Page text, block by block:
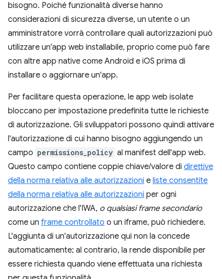
bisogno. Poiché funzionalità diverse hanno
considerazioni di sicurezza diverse, un utente o un
amministratore vorrà controllare quali autorizzazioni può
utilizzare un'app web installabile, proprio come può fare
con altre app native come Android e iOS prima di
installare o aggiornare un'app.
Per facilitare questa operazione, le app web isolate
bloccano per impostazione predefinita tutte le richieste
di autorizzazione. Gli sviluppatori possono quindi attivare
l'autorizzazione di cui hanno bisogno aggiungendo un
campo permissions_policy al manifest dell'app web.
Questo campo contiene coppie chiave/valore di direttive
della norma relativa alle autorizzazioni e liste consentite
della norma relativa alle autorizzazioni per ogni
autorizzazione che l'IWA, o qualsiasi frame secondario
come un frame controllato o un iframe, può richiedere.
L'aggiunta di un'autorizzazione qui non la concede
automaticamente; al contrario, la rende disponibile per
essere richiesta quando viene effettuata una richiesta